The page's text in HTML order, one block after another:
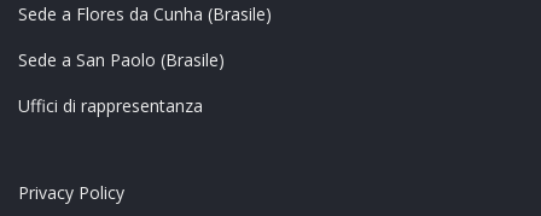
Sede a Flores da Cunha (Brasile)
Sede a San Paolo (Brasile)
Uffici di rappresentanza
Privacy Policy